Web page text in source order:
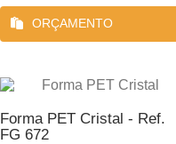
ORÇAMENTO
Forma PET Cristal - Ref.
FG 672